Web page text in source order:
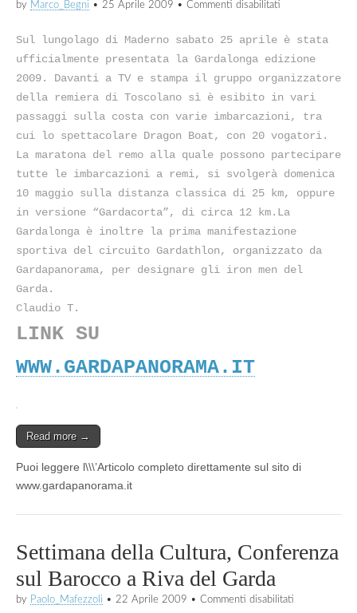
by Marco_Begni • 25 Aprile 2009 • Commenti disabilitati
GARDALONGA
2009
Sul lungolago di Maderno sabato 25 aprile è stata
ufficialmente presentata la Gardalonga edizione
2009. Davanti a TV e stampa il gruppo organizzatore
della remiera di Toscolano sì è esibito in vari
passaggi sulla costa con varie imbarcazioni, tra
cui lo spettacolare Dragon Boat, con 20 vogatori.
La maratona del remo alla quale possono partecipare
tutte le imbarcazioni a remi, si svolgerà domenica
10 maggio sulla distanza classica di 25 km, oppure
in versione “Gardacorta”, di circa 12 km.La
Gardalonga è inoltre la prima manifestazione
sportiva del circuito Gardathlon, organizzato da
Gardapanorama, per designare gli iron men del
Garda.
Claudio T.
LINK SU
WWW.GARDAPANORAMA.IT
Read more →
Puoi leggere l\\\’Articolo completo direttamente sul sito di
www.gardapanorama.it
Settimana della Cultura, Conferenza
sul Barocco a Riva del Garda
by Paolo_Mafezzoli • 22 Aprile 2009 • Commenti disabilitati